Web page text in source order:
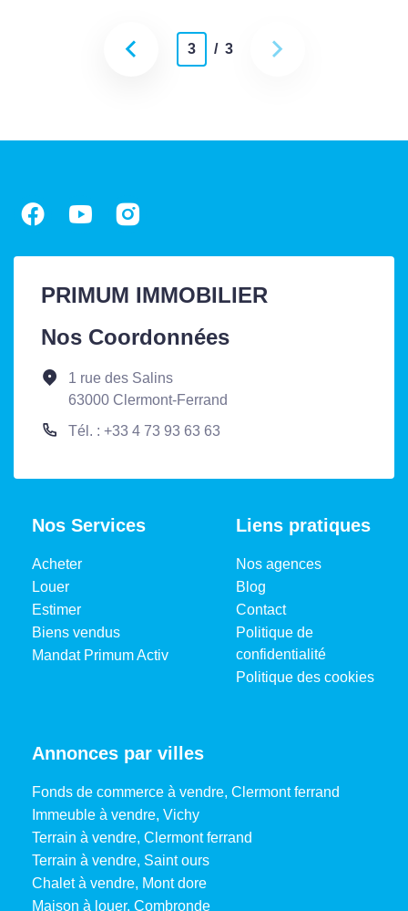
3 / 3
PRIMUM IMMOBILIER
Nos Coordonnées
1 rue des Salins
63000 Clermont-Ferrand
Tél. : +33 4 73 93 63 63
Nos Services
Acheter
Louer
Estimer
Biens vendus
Mandat Primum Activ
Liens pratiques
Nos agences
Blog
Contact
Politique de
confidentialité
Politique des cookies
Annonces par villes
Fonds de commerce à vendre, Clermont ferrand
Immeuble à vendre, Vichy
Terrain à vendre, Clermont ferrand
Terrain à vendre, Saint ours
Chalet à vendre, Mont dore
Maison à louer, Combronde